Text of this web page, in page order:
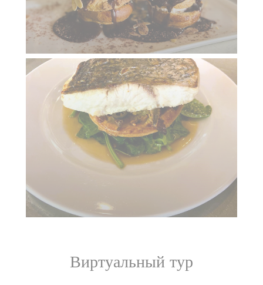
Виртуальный тур